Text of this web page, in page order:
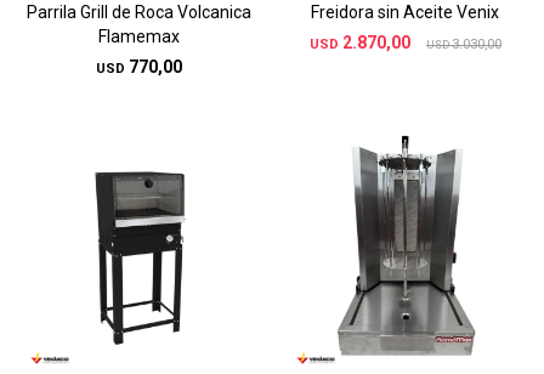
Parrila Grill de Roca Volcanica
Flamemax
USD 770,00
Freidora sin Aceite Venix
USD 2.870,00 USD 3.030,00